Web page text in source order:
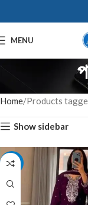
MENU
Home Products tagged
Show sidebar
-10%